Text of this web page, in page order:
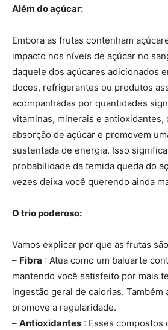
Além do açúcar:
Embora as frutas contenham
impacto nos níveis de açúcar no
daquele dos açúcares adicionados
doces, refrigerantes ou produtos
acompanhadas por quantidades
vitaminas, minerais e antioxidantes,
absorção de açúcar e promovem
sustentada de energia. Isso
probabilidade da temida queda do
vezes deixa você querendo ainda
O trio poderoso:
Vamos explicar por que as frutas
– Fibra : Atua como um baluarte
mantendo você satisfeito por mais
ingestão geral de calorias. Também
promove a regularidade.
– Antioxidantes : Esses compostos